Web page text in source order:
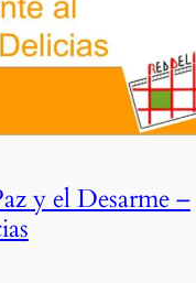
y el Desarme –